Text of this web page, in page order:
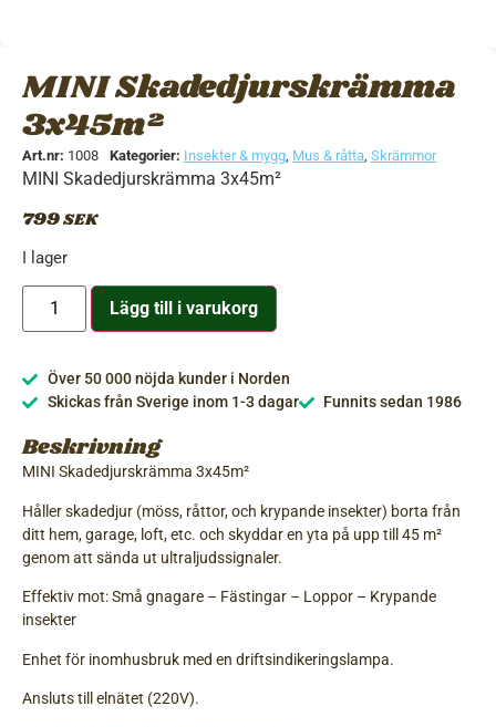
MINI Skadedjurskrämma
3x45m²
Art.nr: 1008 Kategorier: Insekter & mygg, Mus & råtta, Skrämmor
MINI Skadedjurskrämma 3x45m²
799SEK
I lager
Lägg till i varukorg
Över 50 000 nöjda kunder i Norden
Skickas från Sverige inom 1-3 dagar
Funnits sedan 1986
Beskrivning
MINI Skadedjurskrämma 3x45m²
Håller skadedjur (möss, råttor, och krypande insekter) borta från
ditt hem, garage, loft, etc. och skyddar en yta på upp till 45 m²
genom att sända ut ultraljudssignaler.
Effektiv mot: Små gnagare – Fästingar – Loppor – Krypande
insekter
Enhet för inomhusbruk med en driftsindikeringslampa.
Ansluts till elnätet (220V).